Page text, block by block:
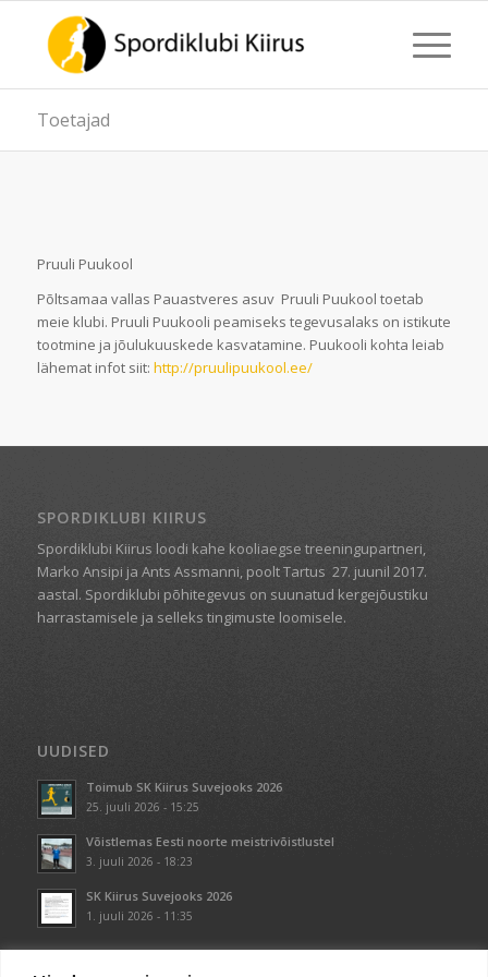
Toetajad
Pruuli Puukool
Põltsamaa vallas Pauastveres asuv Pruuli Puukool toetab
meie klubi. Pruuli Puukooli peamiseks tegevusalaks on istikute
tootmine ja jõulukuuskede kasvatamine. Puukooli kohta leiab
lähemat infot siit: http://pruulipuukool.ee/
SPORDIKLUBI KIIRUS
Spordiklubi Kiirus loodi kahe kooliaegse treeningupartneri,
Marko Ansipi ja Ants Assmanni, poolt Tartus 27. juunil 2017.
aastal. Spordiklubi põhitegevus on suunatud kergejõustiku
harrastamisele ja selleks tingimuste loomisele.
UUDISED
Toimub SK Kiirus Suvejooks 2026
25. juuli 2026 - 15:25
Võistlemas Eesti noorte meistrivõistlustel
3. juuli 2026 - 18:23
SK Kiirus Suvejooks 2026
1. juuli 2026 - 11:35